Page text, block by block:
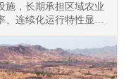
施，长期承担区域农业
、连续化运行特性显
现场部署高压软起动柜
运、迭代升级。2015年
工况验证，运行状态稳